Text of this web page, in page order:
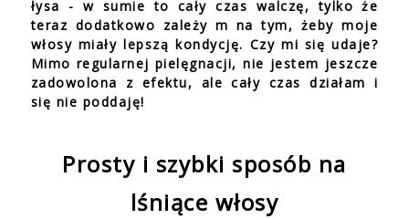
łysa - w sumie to cały czas walczę, tylko że
teraz dodatkowo zależy m na tym, żeby moje
włosy miały lepszą kondycję. Czy mi się udaje?
Mimo regularnej pielęgnacji, nie jestem jeszcze
zadowolona z efektu, ale cały czas działam i
się nie poddaję!
Prosty i szybki sposób na
lśniące włosy